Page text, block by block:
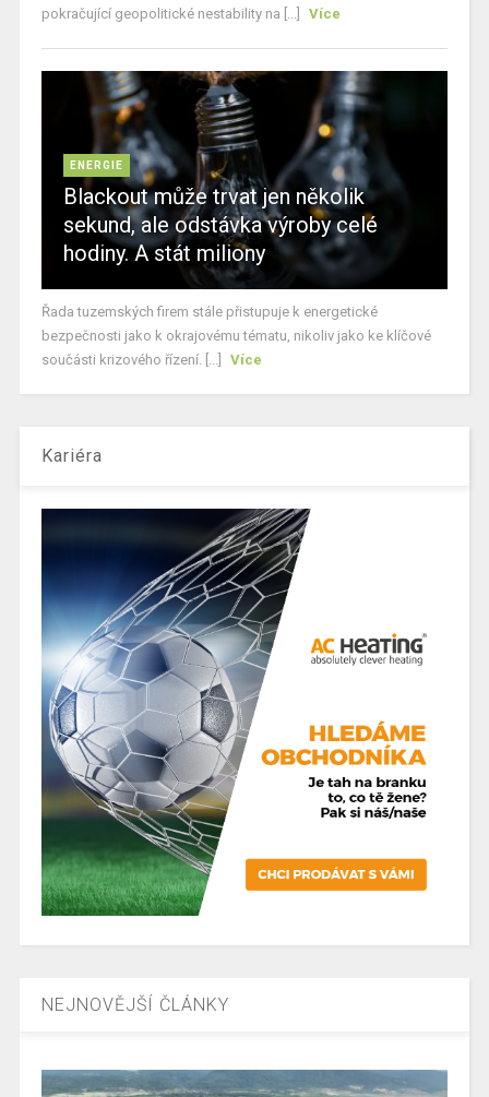
pokračující geopolitické nestability na [...]
Více
ENERGIE
Blackout může trvat jen několik
sekund, ale odstávka výroby celé
hodiny. A stát miliony
Řada tuzemských firem stále přistupuje k energetické
bezpečnosti jako k okrajovému tématu, nikoliv jako ke klíčové
součásti krizového řízení. [...]
Více
Kariéra
NEJNOVĚJŠÍ ČLÁNKY